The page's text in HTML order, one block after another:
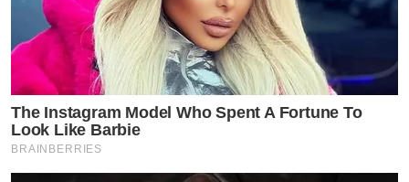
The Instagram Model Who Spent A Fortune To
Look Like Barbie
BRAINBERRIES